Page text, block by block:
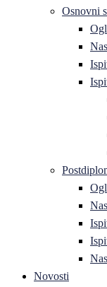
Osnovni
Novosti